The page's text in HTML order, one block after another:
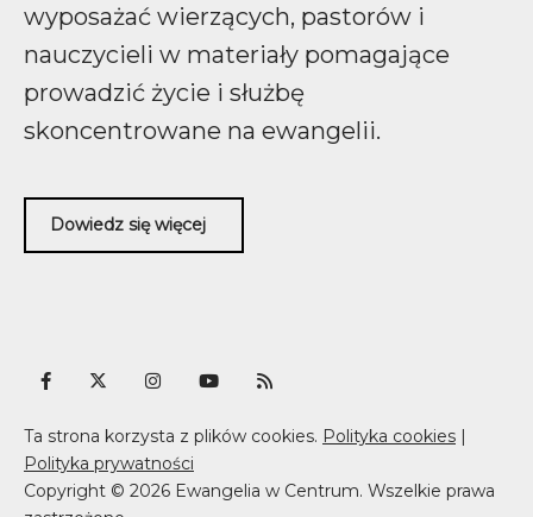
wyposażać wierzących, pastorów i
nauczycieli w materiały pomagające
prowadzić życie i służbę
skoncentrowane na ewangelii.
Dowiedz się więcej
Ta strona korzysta z plików cookies. Polityka cookies |
Polityka prywatności
Copyright © 2026 Ewangelia w Centrum. Wszelkie prawa